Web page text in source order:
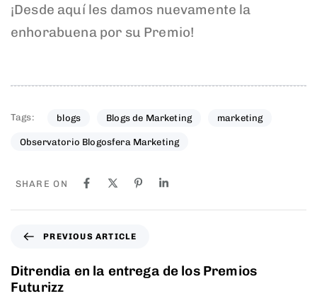
¡Desde aquí les damos nuevamente la
enhorabuena por su Premio!
Tags: blogs Blogs de Marketing marketing
Observatorio Blogosfera Marketing
SHARE ON
PREVIOUS ARTICLE
Ditrendia en la entrega de los Premios
Futurizz